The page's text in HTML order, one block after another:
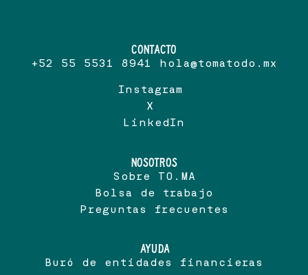
CONTACTO
+52 55 5531 8941 hola@tomatodo.mx
Instagram
X
LinkedIn
NOSOTROS
Sobre TO.MA
Bolsa de trabajo
Preguntas frecuentes
AYUDA
Buró de entidades financieras